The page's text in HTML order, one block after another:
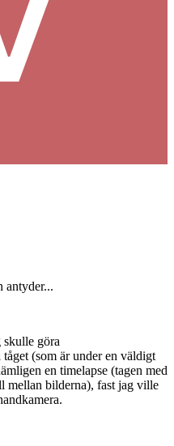
antyder...
skulle göra
(som är under en väldigt
en timelapse (tagen med
mellan bilderna), fast jag ville